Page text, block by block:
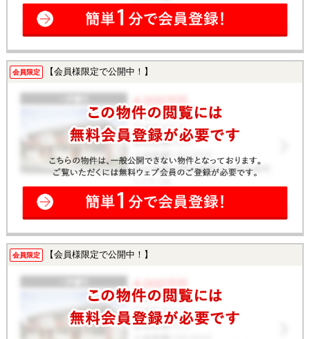
会員限定 【会員様限定で公開中！】
会員限定 【会員様限定で公開中！】